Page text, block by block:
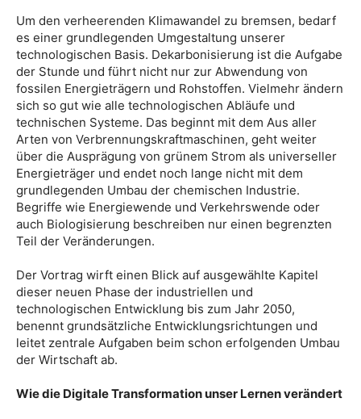
Um den verheerenden Klimawandel zu bremsen, bedarf
es einer grundlegenden Umgestaltung unserer
technologischen Basis. Dekarbonisierung ist die Aufgabe
der Stunde und führt nicht nur zur Abwendung von
fossilen Energieträgern und Rohstoffen. Vielmehr ändern
sich so gut wie alle technologischen Abläufe und
technischen Systeme. Das beginnt mit dem Aus aller
Arten von Verbrennungskraftmaschinen, geht weiter
über die Ausprägung von grünem Strom als universeller
Energieträger und endet noch lange nicht mit dem
grundlegenden Umbau der chemischen Industrie.
Begriffe wie Energiewende und Verkehrswende oder
auch Biologisierung beschreiben nur einen begrenzten
Teil der Veränderungen.
Der Vortrag wirft einen Blick auf ausgewählte Kapitel
dieser neuen Phase der industriellen und
technologischen Entwicklung bis zum Jahr 2050,
benennt grundsätzliche Entwicklungsrichtungen und
leitet zentrale Aufgaben beim schon erfolgenden Umbau
der Wirtschaft ab.
Wie die Digitale Transformation unser Lernen verändert